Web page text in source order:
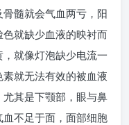
髓就会气血两亏，阳
就缺少血液的映衬而
就像灯泡缺少电流一
就无法有效的被血液
其是下颚部，眼与鼻
不足于面，面部细胞